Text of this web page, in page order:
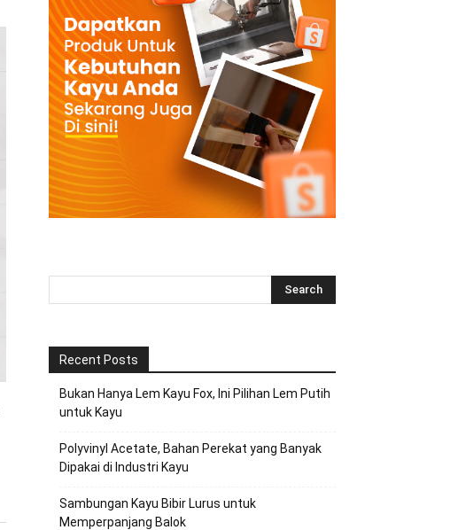
Recent Posts
Bukan Hanya Lem Kayu Fox, Ini Pilihan Lem Putih
untuk Kayu
Polyvinyl Acetate, Bahan Perekat yang Banyak
Dipakai di Industri Kayu
Sambungan Kayu Bibir Lurus untuk
Memperpanjang Balok